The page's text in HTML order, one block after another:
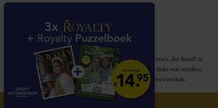
Royalty participeert in diverse affiliate marketing programma’s, dat houdt in
dat Royalty commissies ontvangt voor aankopen middels links van retailers.
Deze website wordt niet gesponsord door de genoemde webwinkels.